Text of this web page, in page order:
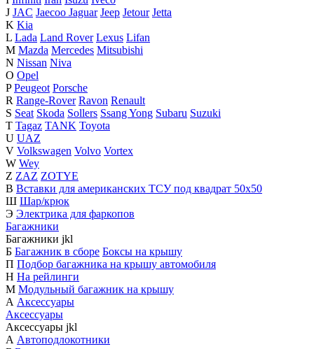
J JAC Jaecoo Jaguar Jeep Jetour Jetta
K Kia
L Lada Land Rover Lexus Lifan
M Mazda Mercedes Mitsubishi
N Nissan Niva
O Opel
P Peugeot Porsche
R Range-Rover Ravon Renault
S Seat Skoda Sollers Ssang Yong Subaru Suzuki
T Tagaz TANK Toyota
U UAZ
V Volkswagen Volvo Vortex
W Wey
Z ZAZ ZOTYE
В Вставки для американских ТСУ под квадрат 50х50
Ш Шар/крюк
Э Электрика для фаркопов
Багажники
Багажники jkl
Б Багажник в сборе Боксы на крышу
П Подбор багажника на крышу автомобиля
Н На рейлинги
М Модульный багажник на крышу
А Аксессуары
Аксессуары
Аксессуары jkl
А Автоподлокотники